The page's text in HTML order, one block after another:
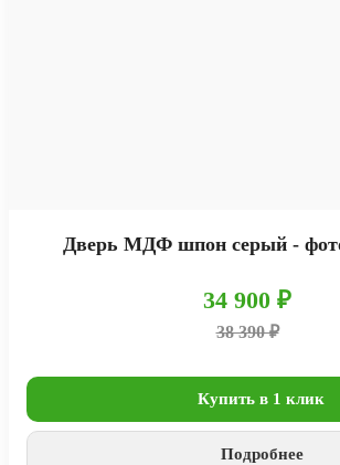
Дверь МДФ шпон серый -
34 900 ₽
38 390 ₽
Купить в 1 клик
Подробнее